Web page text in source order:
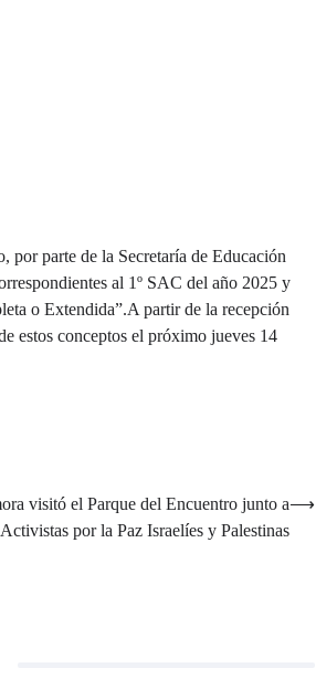
parte de la Secretaría de Educación
al 1º SAC del año 2025 y
o Extendida”.A partir de la recepción
estos conceptos el próximo jueves 14
visitó el Parque del Encuentro junto a
por la Paz Israelíes y Palestinas
⟶